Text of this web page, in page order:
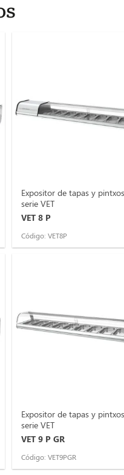
Expositor de tapas y pintxos
serie VET
VET 8 P
Código: VET8P
Expositor de tapas y pintxos
serie VET
VET 9 P GR
Código: VET9PGR